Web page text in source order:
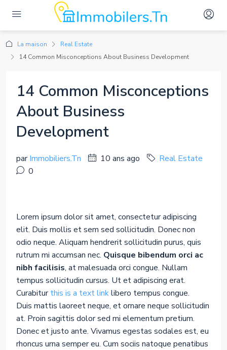
La maison
Real Estate
14 Common Misconceptions About Business Development
14 Common Misconceptions
About Business
Development
parImmobiliers.Tn 10 ans ago
Real Estate
0
Lorem ipsum dolor sit amet, consectetur adipiscing
elit. Duis mollis et sem sed sollicitudin. Donec non
odio neque. Aliquam hendrerit sollicitudin purus, quis
rutrum mi accumsan nec. Quisque bibendum orci ac
nibh facilisis, at malesuada orci congue. Nullam
tempus sollicitudin cursus. Ut et adipiscing erat.
Curabiturthis is a text linklibero tempus congue.
Duis mattis laoreet neque, et ornare neque sollicitudin
at. Proin sagittis dolor sed mi elementum pretium.
Donec et justo ante. Vivamus egestas sodales est, eu
rhoncus urna semper eu. Cum sociis natoque penatibus